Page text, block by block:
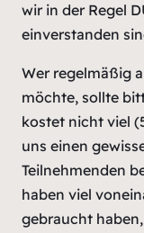
wir in der Regel
einverstanden
Wer regelmäßig
möchte, sollte
kostet nicht viel
uns einen
Teilnehmenden
haben viel
gebraucht